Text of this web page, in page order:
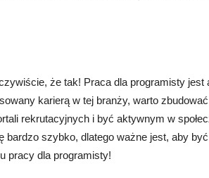
że tak! Praca dla programisty jest
karierą w tej branży, warto
rekrutacyjnych i być aktywnym w
bardzo szybko, dlatego ważne jest, aby
pracy dla programisty!